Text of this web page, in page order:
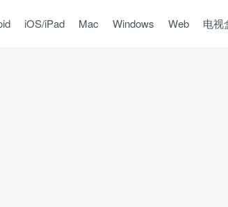
iOS/iPad Mac Windows Web 电视